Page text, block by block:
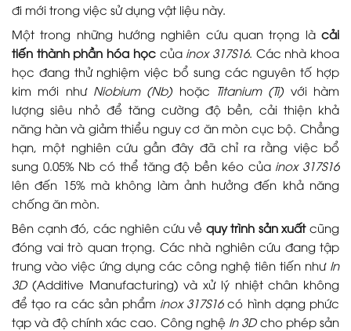
đi mới trong việc sử dụng vật liệu này.
Một trong những hướng nghiên cứu quan trọng là cải
tiến thành phần hóa họccủa inox 317S16. Các nhà khoa
học đang thử nghiệm việc bổ sung các nguyên tố hợp
kim mới như Niobium (Nb) hoặc Titanium (Ti) với hàm
lượng siêu nhỏ để tăng cường độ bền, cải thiện khả
năng hàn và giảm thiểu nguy cơ ăn mòn cục bộ. Chẳng
hạn, một nghiên cứu gần đây đã chỉ ra rằng việc bổ
sung 0.05% Nb có thể tăng độ bền kéo của inox 317S16
lên đến 15% mà không làm ảnh hưởng đến khả năng
chống ăn mòn.
Bên cạnh đó, các nghiên cứu về quy trình sản xuấtcũng
đóng vai trò quan trọng. Các nhà nghiên cứu đang tập
trung vào việc ứng dụng các công nghệ tiên tiến như In
3D(Additive Manufacturing) và xử lý nhiệt chân không
để tạo ra các sản phẩm inox 317S16có hình dạng phức
tạp và độ chính xác cao. Công nghệ In 3Dcho phép sản